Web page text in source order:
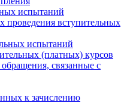
испытаний
вступительных
испытаний
(платных) курсов
связанные с
к зачислению